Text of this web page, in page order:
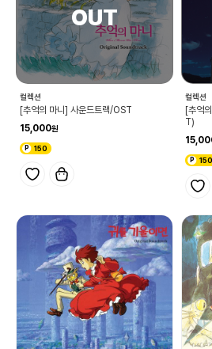
컬렉션
[추억의 마니] 사운드트랙/OST
15,000
150
컬렉션
[추억
T)
150